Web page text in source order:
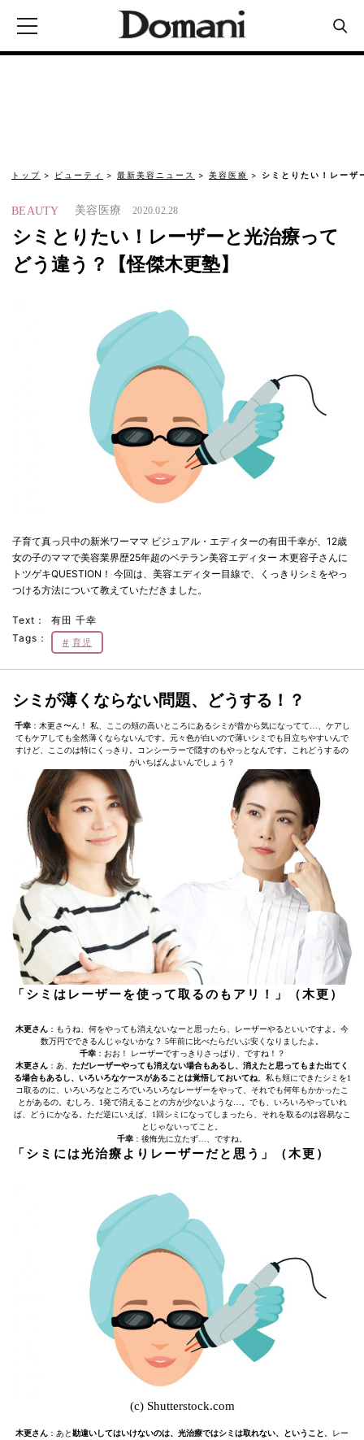
トップ ビューティ 最新美容ニュース 美容医療 シミとりたい！レーザ
BEAUTY 美容医療 2020.02.28
シミとりたい！レーザーと光治療って
どう違う？【怪傑木更塾】
子育て真っ只中の新米ワーママ ビジュアル・エディターの有田千幸が、12歳
女の子のママで美容業界歴25年超のベテラン美容エディター 木更容子さんに
トツゲキQUESTION！ 今回は、美容エディター目線で、くっきりシミをやっ
つける方法について教えていただきました。
Text：
有田 千幸
Tags：
育児
シミが薄くならない問題、どうする！？
千幸：木更さ〜ん！ 私、ここの頬の高いところにあるシミが昔から気になってて…、ケアし
てもケアしても全然薄くならないんです。元々色が白いので薄いシミでも目立ちやすいんで
すけど、ここのは特にくっきり。コンシーラーで隠すのもやっとなんです。これどうするの
がいちばんよいんでしょう？
「シミはレーザーを使って取るのもアリ！」（木更）
木更さん ：もうね、何をやっても消えないなーと思ったら、レーザーやるといいですよ。今
数万円でできるんじゃないかな？ 5年前に比べたらだいぶ安くなりましたよ。
千幸：おお！ レーザーですっきりさっぱり、ですね！？
木更さん ：あ、 ただレーザーやっても消えない場合もあるし、消えたと思ってもまた出てく
る場合もあるし、いろいろなケースがあることは覚悟しておいてね。私も頬にできたシミを1
コ取るのに、いろいろなところでいろいろなレーザーをやって、それでも何年もかかったこ
とがあるの。むしろ、1発で消えることの方が少ないような…。でも、いろいろやっていれ
ば、どうにかなる。ただ逆にいえば、1回シミになってしまったら、それを取るのは容易なこ
とじゃないってこと。
千幸 ：後悔先に立たず…、ですね。
「シミには光治療よりレーザーだと思う」（木更）
(c) Shutterstock.com
木更さん ：あと勘違いしてはいけないのは、光治療ではシミは取れない、ということ 。レー